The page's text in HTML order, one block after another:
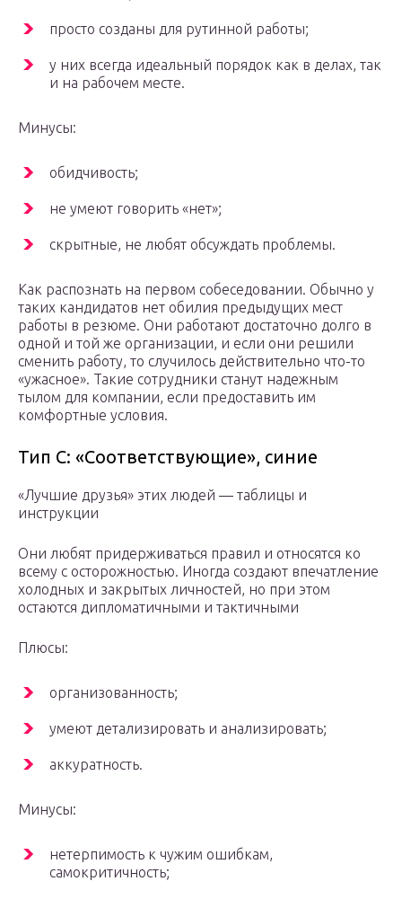
просто созданы для рутинной работы;
у них всегда идеальный порядок как в делах, так
и на рабочем месте.
Минусы:
обидчивость;
не умеют говорить «нет»;
скрытные, не любят обсуждать проблемы.
Как распознать на первом собеседовании. Обычно у
таких кандидатов нет обилия предыдущих мест
работы в резюме. Они работают достаточно долго в
одной и той же организации, и если они решили
сменить работу, то случилось действительно что-то
«ужасное». Такие сотрудники станут надежным
тылом для компании, если предоставить им
комфортные условия.
Тип С: «Соответствующие», синие
«Лучшие друзья» этих людей — таблицы и
инструкции
Они любят придерживаться правил и относятся ко
всему с осторожностью. Иногда создают впечатление
холодных и закрытых личностей, но при этом
остаются дипломатичными и тактичными
Плюсы:
организованность;
умеют детализировать и анализировать;
аккуратность.
Минусы:
нетерпимость к чужим ошибкам,
самокритичность;